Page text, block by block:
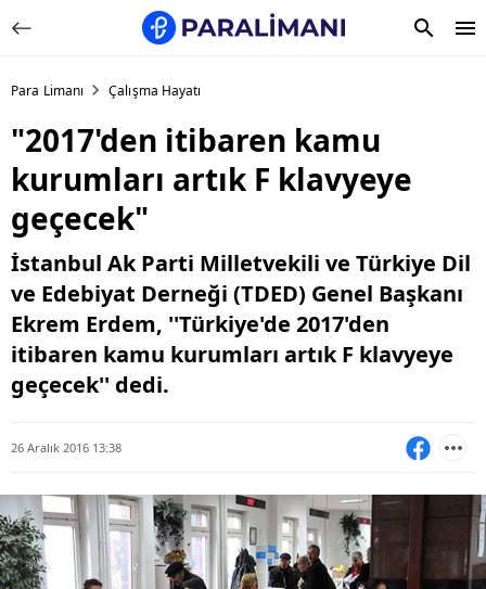
Para Limanı Çalışma Hayatı
"2017'den itibaren kamu
kurumları artık F klavyeye
geçecek"
İstanbul Ak Parti Milletvekili ve Türkiye Dil
ve Edebiyat Derneği (TDED) Genel Başkanı
Ekrem Erdem, ''Türkiye'de 2017'den
itibaren kamu kurumları artık F klavyeye
geçecek'' dedi.
26 Aralık 2016 13:38